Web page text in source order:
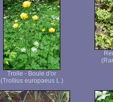
Trolle - Boule d'or
(Trollius europaeus L.)